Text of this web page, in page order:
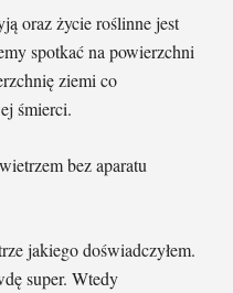
oraz życie roślinne jest
spotkać na powierzchni
ziemi co
śmierci.
bez aparatu
jakiego doświadczyłem.
super. Wtedy